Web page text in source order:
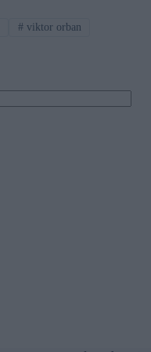
#viktor orban